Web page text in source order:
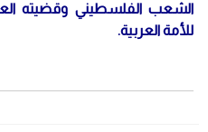
الشعب الفلسطيني وقضيته
للأمة العربية.